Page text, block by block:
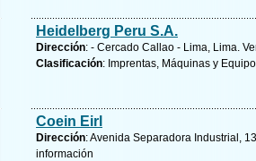
Heidelberg Peru S.A.
Dirección: - Cercado Callao - Lima, Lima.
Clasificación: Imprentas, Máquinas y
Coein Eirl
Dirección: Avenida Separadora Industrial,
información